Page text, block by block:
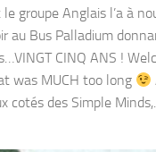
le groupe Anglais l’a à
au Bus Palladium
CINQ ANS !
was MUCH too long
cotés des Simple